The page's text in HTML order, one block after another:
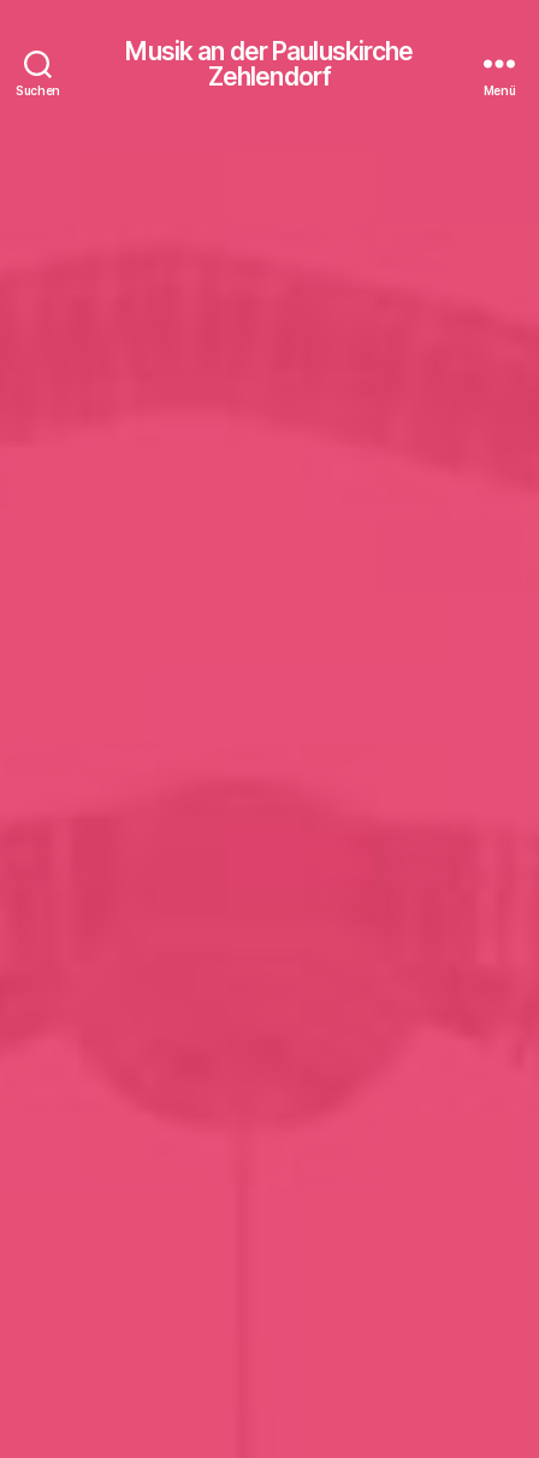
Suchen
Musik an der Pauluskirche
Zehlendorf
Menü